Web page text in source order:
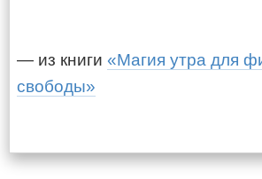
— из книги «Магия утра для
свободы»